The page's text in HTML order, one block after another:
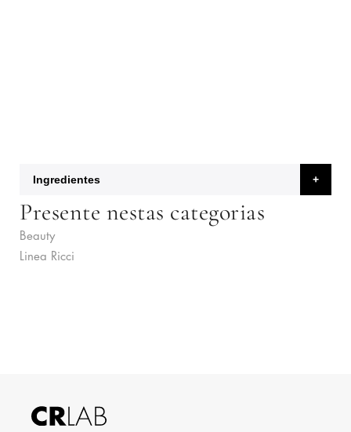
Ingredientes
Presente nestas categorias
Beauty
Linea Ricci